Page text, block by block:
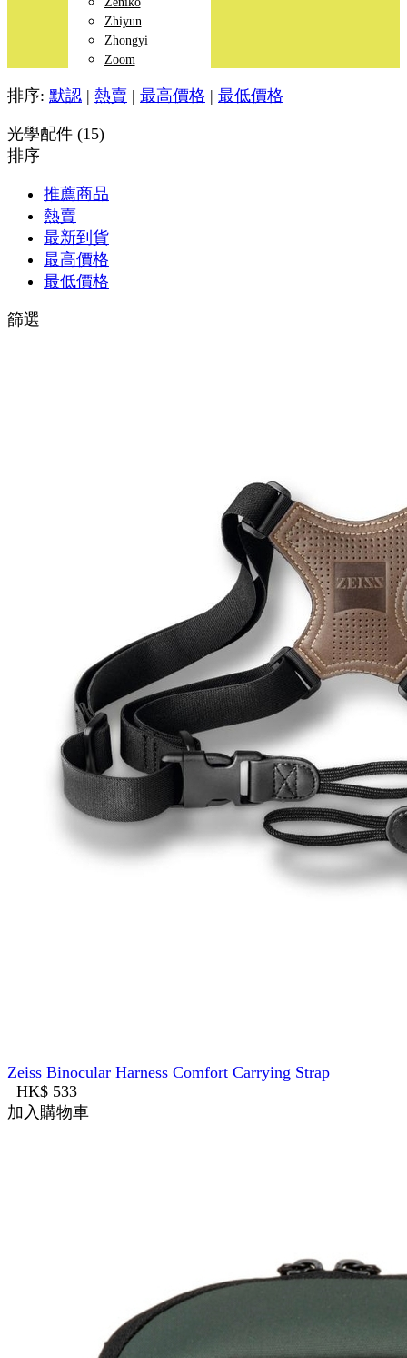
Zhiyun
Zhongyi
Zoom
排序: 默認 | 熱賣 | 最高價格 | 最低價格
光學配件 (15)
排序
推薦商品
熱賣
最新到貨
最高價格
最低價格
篩選
Zeiss Binocular Harness Comfort Carrying Strap
HK$ 533
加入購物車